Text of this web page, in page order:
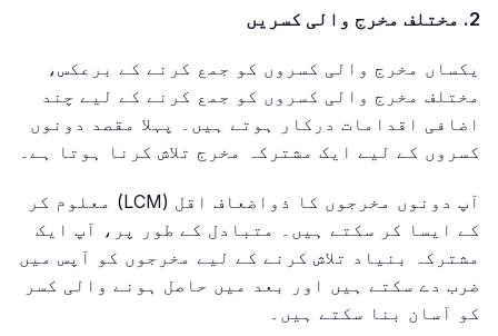
2. مختلف مخرج والی کسریں
یکساں مخرج والی کسروں کو جمع کرنے کے برعکس،
مختلف مخرج والی کسروں کو جمع کرنے کے لیے چند
اضافی اقدامات درکار ہوتے ہیں۔ پہلا مقصد دونوں
کسروں کے لیے ایک مشترکہ مخرج تلاش کرنا ہوتا ہے۔
آپ دونوں مخرجوں کا ذواضعاف اقل (LCM) معلوم کر
کے ایسا کر سکتے ہیں۔ متبادل کے طور پر، آپ ایک
مشترکہ بنیاد تلاش کرنے کے لیے مخرجوں کو آپس میں
ضرب دے سکتے ہیں اور بعد میں حاصل ہونے والی کسر
کو آسان بنا سکتے ہیں۔